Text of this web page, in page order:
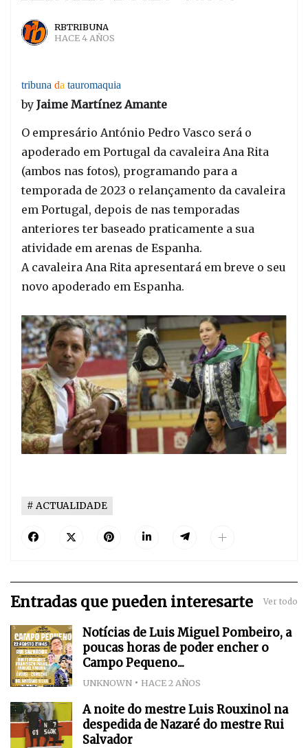
RBTRIBUNA
HACE 4 AÑOS
tribuna da tauromaquia
by Jaime Martínez Amante
O empresário António Pedro Vasco será o
apoderado em Portugal da cavaleira Ana Rita
(ambos nas fotos), programando para a
temporada de 2023 o relançamento da cavaleira
em Portugal, depois de nas temporadas
anteriores ter baseado praticamente a sua
atividade em arenas de Espanha.
A cavaleira Ana Rita apresentará em breve o seu
novo apoderado em Espanha.
ACTUALIDADE
Entradas que pueden interesarte Ver todo
Notícias de Luis Miguel Pombeiro, a
poucas horas de poder encher o
Campo Pequeno...
UNKNOWN HACE 2 AÑOS
A noite do mestre Luis Rouxinol na
despedida de Nazaré do mestre Rui
Salvador